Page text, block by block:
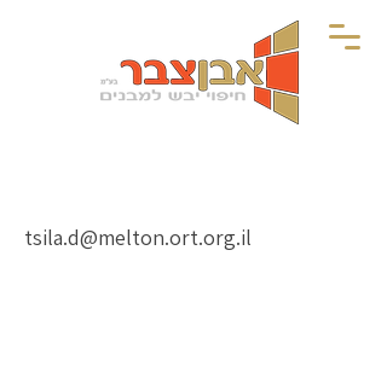
tsila.d@melton.ort.org.il